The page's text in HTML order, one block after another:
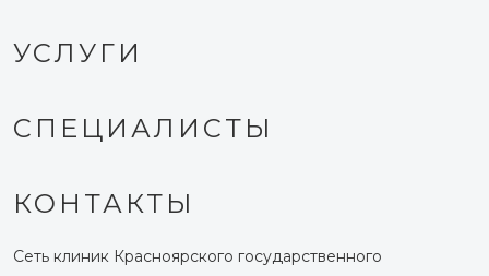
УСЛУГИ
СПЕЦИАЛИСТЫ
КОНТАКТЫ
Сеть клиник Красноярского государственного